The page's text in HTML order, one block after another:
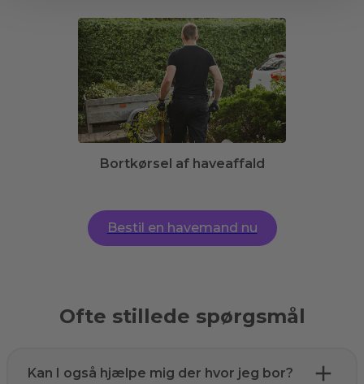
Bortkørsel af haveaffald
Bestil en havemand nu
Ofte stillede spørgsmål
Kan I også hjælpe mig der hvor jeg bor?